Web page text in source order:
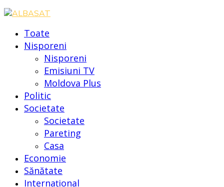
Toate
Nisporeni
Nisporeni
Emisiuni TV
Moldova Plus
Politic
Societate
Societate
Pareting
Casa
Economie
Sănătate
Internațional